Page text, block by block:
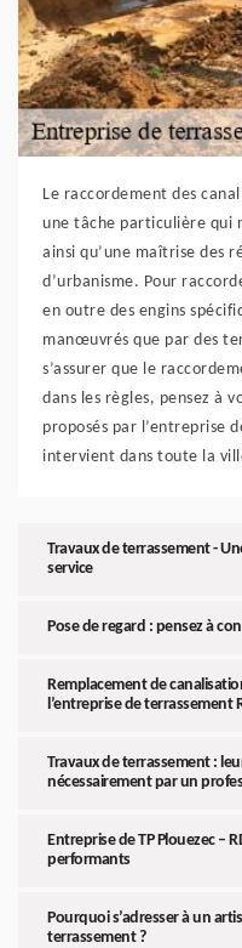
Le raccordement des
une tâche particulière qui
ainsi qu’une maîtrise des
d’urbanisme. Pour
en outre des engins
manœuvrés que par des
s’assurer que le
dans les règles, pensez à
proposés par l’entreprise
intervient dans toute la
Travaux de terrassement -
service
Pose de regard : pensez à
Remplacement de
l’entreprise de terrassement
Travaux de terrassement :
nécessairement par un
Entreprise de TP Plouezec –
performants
Pourquoi s’adresser à un
terrassement ?